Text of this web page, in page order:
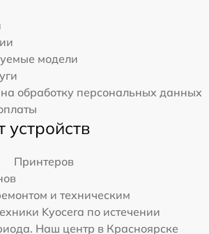
модели
обработку персональных данных
устройств
Принтеров
и техническим
Kyocera по истечении
Наш центр в Красноярске